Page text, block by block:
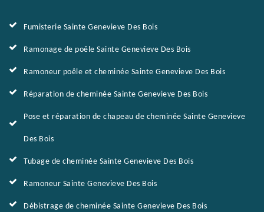
Fumisterie Sainte Genevieve Des Bois
Ramonage de poêle Sainte Genevieve Des Bois
Ramoneur poêle et cheminée Sainte Genevieve Des Bois
Réparation de cheminée Sainte Genevieve Des Bois
Pose et réparation de chapeau de cheminée Sainte Genevieve
Des Bois
Tubage de cheminée Sainte Genevieve Des Bois
Ramoneur Sainte Genevieve Des Bois
Débistrage de cheminée Sainte Genevieve Des Bois